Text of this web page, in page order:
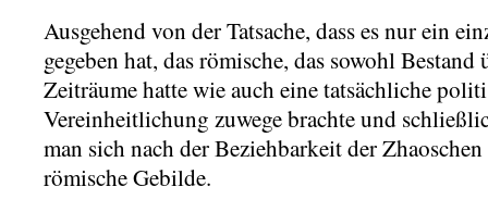
Ausgehend von der Tatsache, dass es nur ein
gegeben hat, das römische, das sowohl
Zeiträume hatte wie auch eine tatsächliche
Vereinheitlichung zuwege brachte und
man sich nach der Beziehbarkeit der
römische Gebilde.